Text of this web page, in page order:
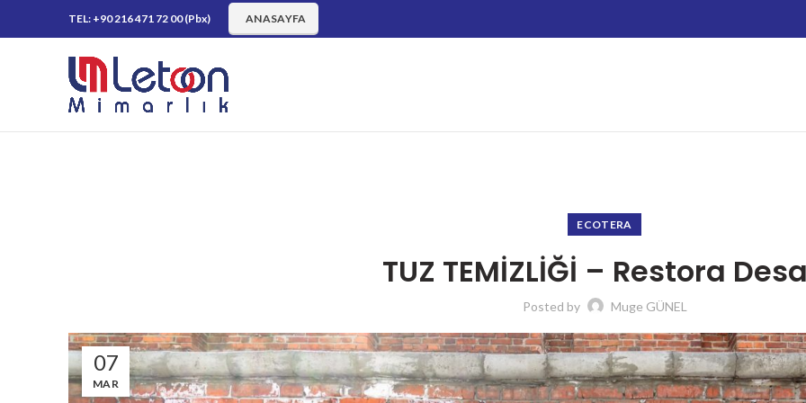
TEL: +90 216 471 72 00 (Pbx) ANASAYFA
ECOTERA
TUZ TEMİZLİĞİ – Restora
Posted by Muge GÜNEL
07
MAR